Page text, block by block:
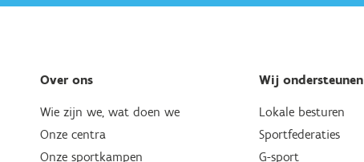
Over ons
Wie zijn we, wat doen we
Onze centra
Onze sportkampen
Wij ondersteunen
Lokale besturen
Sportfederaties
G-sport